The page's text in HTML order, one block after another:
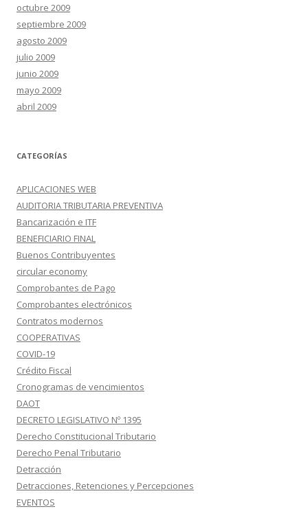
octubre 2009
septiembre 2009
agosto 2009
julio 2009
junio 2009
mayo 2009
abril 2009
CATEGORÍAS
APLICACIONES WEB
AUDITORIA TRIBUTARIA PREVENTIVA
Bancarización e ITF
BENEFICIARIO FINAL
Buenos Contribuyentes
circular economy
Comprobantes de Pago
Comprobantes electrónicos
Contratos modernos
COOPERATIVAS
COVID-19
Crédito Fiscal
Cronogramas de vencimientos
DAOT
DECRETO LEGISLATIVO Nº 1395
Derecho Constitucional Tributario
Derecho Penal Tributario
Detracción
Detracciones, Retenciones y Percepciones
EVENTOS